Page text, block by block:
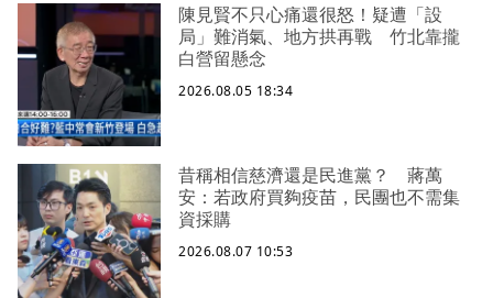
陳見賢不只心痛還很怒！疑遭「設
局」難消氣、地方拱再戰 竹北靠攏
白營留懸念
2026.08.05 18:34
昔稱相信慈濟還是民進黨？ 蔣萬
安：若政府買夠疫苗，民團也不需集
資採購
2026.08.07 10:53